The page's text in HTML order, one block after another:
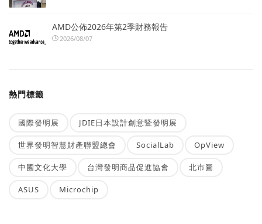
AMD公佈2026年第2季財務報告
2026/08/07
熱門標籤
國際發明展 JDIE日本設計創意暨發明展
世界發明智慧財產聯盟總會 SocialLab OpView
中國文化大學 台灣發明商品促進協會 北市圖
ASUS Microchip